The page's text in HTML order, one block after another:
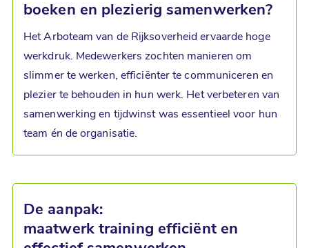
boeken en plezierig samenwerken?
Het Arboteam van de Rijksoverheid ervaarde hoge
werkdruk. Medewerkers zochten manieren om
slimmer te werken, efficiënter te communiceren en
plezier te behouden in hun werk. Het verbeteren van
samenwerking en tijdwinst was essentieel voor hun
team én de organisatie.
De aanpak:
maatwerk training efficiënt en